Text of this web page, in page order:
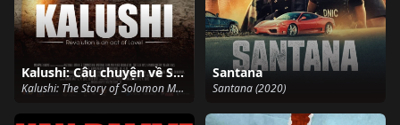
Kalushi: Câu chuyện về Solomon Mahlangu
Kalushi: The Story of Solomon Mahlangu (2016)
Santana
Santana (2020)